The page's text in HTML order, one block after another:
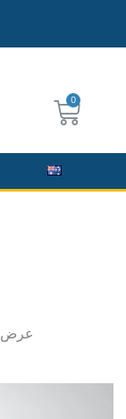
Cart
عرض 1–12 من أصل 13 نتيجة